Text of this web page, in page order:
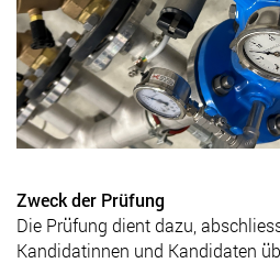
Zweck der Prüfung
Die Prüfung dient dazu,
Kandidatinnen und Kandidaten